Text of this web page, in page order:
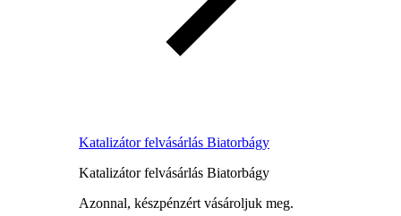
Katalizátor felvásárlás Biatorbágy
Katalizátor felvásárlás Biatorbágy
Azonnal, készpénzért vásároljuk meg.